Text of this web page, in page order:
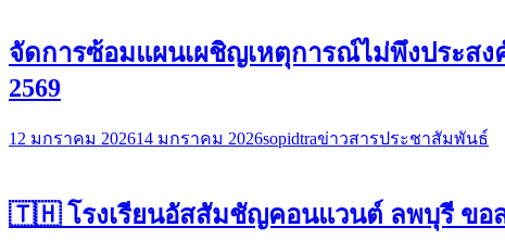
จัดการซ้อมแผนเผชิญเหตุการณ์ไม่พึงประส
2569
12 มกราคม 202614 มกราคม 2026sopidtraข่าวสารประชาสัมพันธ์
🇹🇭 โรงเรียนอัสสัมชัญคอนแวนต์ ลพบุรี ขอ